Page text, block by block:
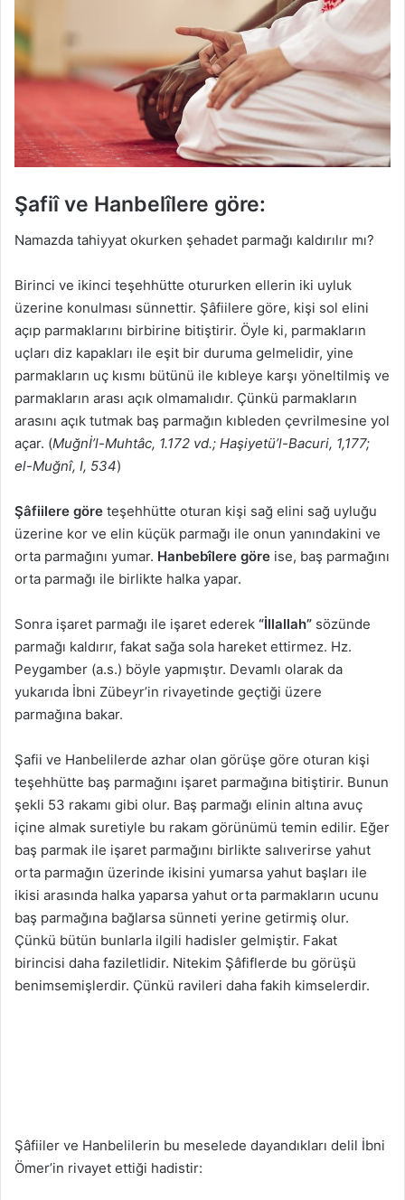
Şafiî ve Hanbelîlere göre:
Namazda tahiyyat okurken şehadet parmağı kaldırılır mı?
Birinci ve ikinci teşehhütte otururken ellerin iki uyluk
üzerine konulması sünnettir. Şâfiilere göre, kişi sol elini
açıp parmaklarını birbirine bitiştirir. Öyle ki, parmakların
uçları diz kapakları ile eşit bir duruma gelmelidir, yine
parmakların uç kısmı bütünü ile kıbleye karşı yöneltilmiş ve
parmakların arası açık olmamalıdır. Çünkü parmakların
arasını açık tutmak baş parmağın kıbleden çevrilmesine yol
açar. (Muğnİ’l-Muhtâc, 1.172 vd.; Haşiyetü’l-Bacuri, 1,177;
el-Muğnî, I, 534)
Şâfiilere göre teşehhütte oturan kişi sağ elini sağ uyluğu
üzerine kor ve elin küçük parmağı ile onun yanındakini ve
orta parmağını yumar. Hanbebîlere göre ise, baş parmağını
orta parmağı ile birlikte halka yapar.
Sonra işaret parmağı ile işaret ederek “İllallah” sözünde
parmağı kaldırır, fakat sağa sola hareket ettirmez. Hz.
Peygamber (a.s.) böyle yapmıştır. Devamlı olarak da
yukarıda İbni Zübeyr’in rivayetinde geçtiği üzere
parmağına bakar.
Şafii ve Hanbelilerde azhar olan görüşe göre oturan kişi
teşehhütte baş parmağını işaret parmağına bitiştirir. Bunun
şekli 53 rakamı gibi olur. Baş parmağı elinin altına avuç
içine almak suretiyle bu rakam görünümü temin edilir. Eğer
baş parmak ile işaret parmağını birlikte salıverirse yahut
orta parmağın üzerinde ikisini yumarsa yahut başları ile
ikisi arasında halka yaparsa yahut orta parmakların ucunu
baş parmağına bağlarsa sünneti yerine getirmiş olur.
Çünkü bütün bunlarla ilgili hadisler gelmiştir. Fakat
birincisi daha faziletlidir. Nitekim Şâfiflerde bu görüşü
benimsemişlerdir. Çünkü ravileri daha fakih kimselerdir.
Şâfiiler ve Hanbelilerin bu meselede dayandıkları delil İbni
Ömer’in rivayet ettiği hadistir: